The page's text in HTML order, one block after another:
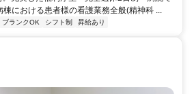
棟における患者様の看護業務全般(精神科 ...
ブランクOK シフト制 昇給あり